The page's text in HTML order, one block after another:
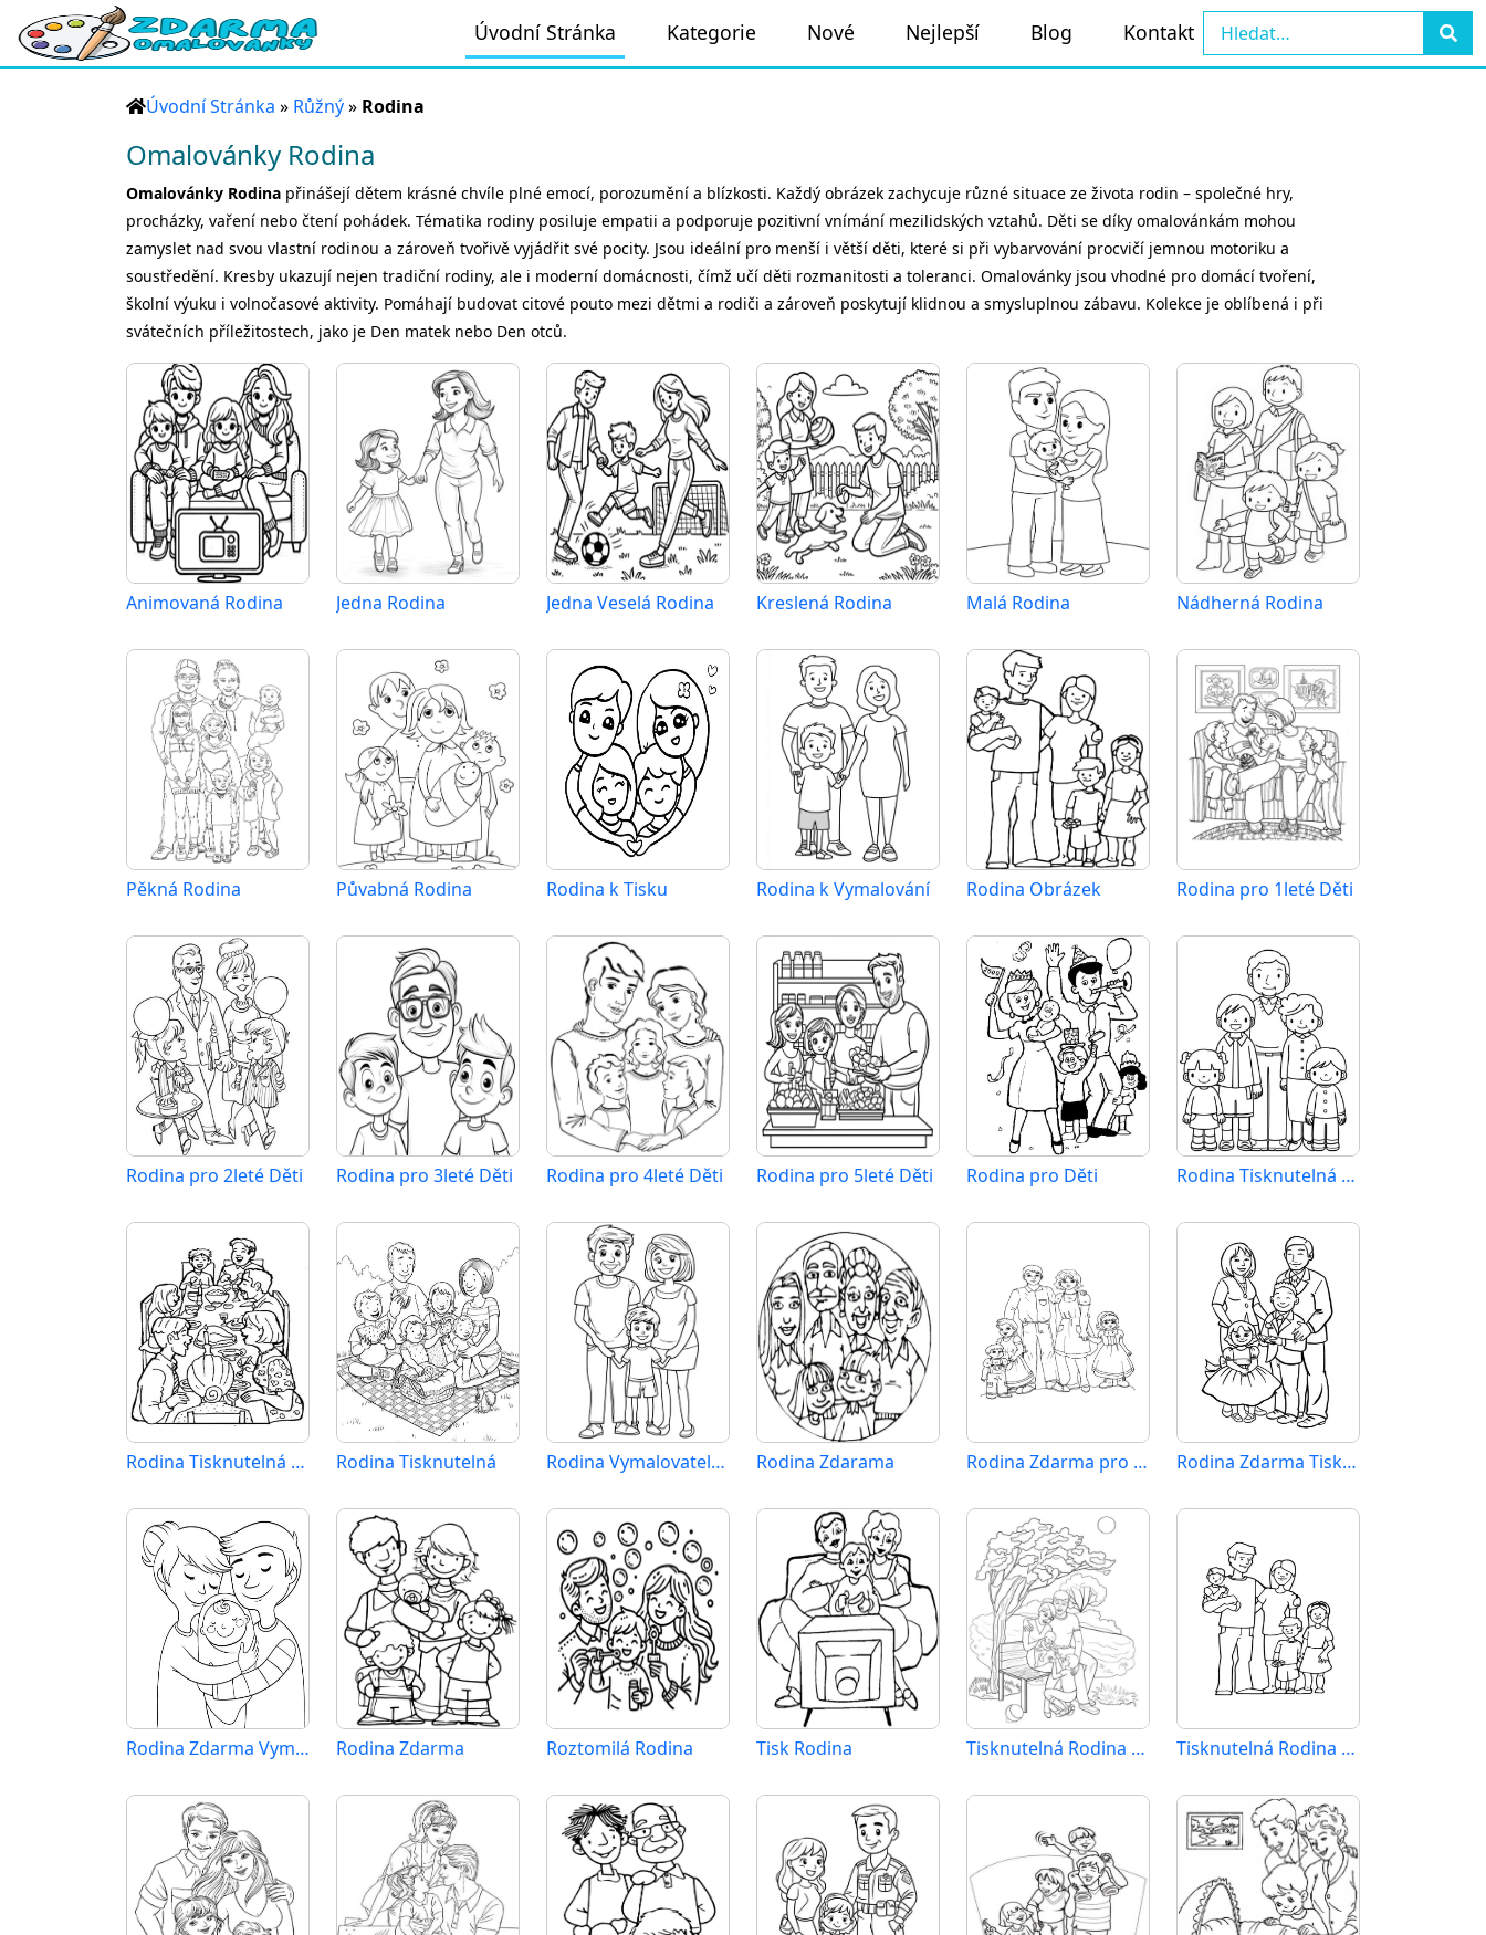
Úvodní Stránka Kategorie Nové Nejlepší Blog Kontakt
Úvodní Stránka » Růžný» Rodina
Omalovánky Rodina
Omalovánky Rodina přinášejí dětem krásné chvíle plné emocí, porozumění a blízkosti. Každý obrázek zachycuje různé situace ze života rodin – společné hry,
procházky, vaření nebo čtení pohádek. Tématika rodiny posiluje empatii a podporuje pozitivní vnímání mezilidských vztahů. Děti se díky omalovánkám mohou
zamyslet nad svou vlastní rodinou a zároveň tvořivě vyjádřit své pocity. Jsou ideální pro menší i větší děti, které si při vybarvování procvičí jemnou motoriku a
soustředění. Kresby ukazují nejen tradiční rodiny, ale i moderní domácnosti, čímž učí děti rozmanitosti a toleranci. Omalovánky jsou vhodné pro domácí tvoření,
školní výuku i volnočasové aktivity. Pomáhají budovat citové pouto mezi dětmi a rodiči a zároveň poskytují klidnou a smysluplnou zábavu. Kolekce je oblíbená i při
svátečních příležitostech, jako je Den matek nebo Den otců.
Animovaná Rodina Jedna Rodina Jedna Veselá Rodina Kreslená Rodina Malá Rodina Nádherná Rodina
Pěkná Rodina Půvabná Rodina Rodina k Tisku Rodina k Vymalování Rodina Obrázek Rodina pro 1leté Děti
Rodina pro 2leté Děti Rodina pro 3leté Děti Rodina pro 4leté Děti Rodina pro 5leté Děti Rodina pro Děti Rodina Tisknutelná pro Děti
Rodina Tisknutelná Zdarma Rodina Tisknutelná Rodina Vymalovatelné pro Děti Rodina Zdarama Rodina Zdarma pro Děti Rodina Zdarma Tisknutelná
Rodina Zdarma Vymalovatelné Obrázek Rodina Zdarma Roztomilá Rodina Tisk Rodina Tisknutelná Rodina Obrázek pro Děti Tisknutelná Rodina Obrázek